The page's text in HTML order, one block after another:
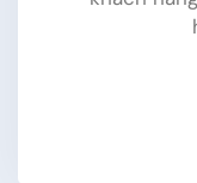
chuyện